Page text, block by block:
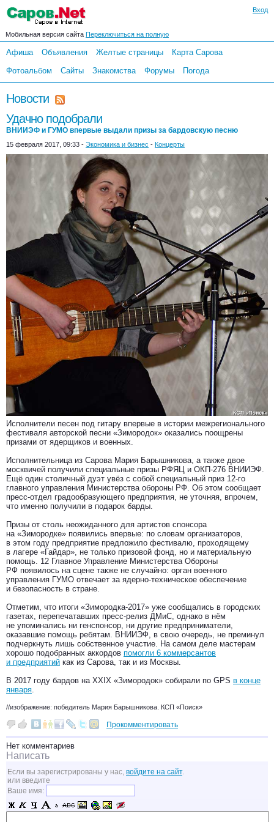
Вход
Мобильная версия сайта Переключиться на полную
Афиша Объявления Желтые страницы
Карта Сарова
Фотоальбом
Сайты Знакомства Форумы Погода
Новости
Удачно подобрали
ВНИИЭФ и ГУМО впервые выдали призы за бардовскую песню
15 февраля 2017, 09:33 - Экономика и бизнес - Концерты
Исполнители песен под гитару впервые в истории межрегионального
фестиваля авторской песни «Зимородок» оказались поощрены
призами от ядерщиков и военных.
Исполнительница из Сарова Мария Барышникова, а также двое
москвичей получили специальные призы РФЯЦ и ОКП-276 ВНИИЭФ.
Ещё один столичный дуэт увёз с собой специальный приз 12-го
главного управления Министерства обороны РФ. Об этом сообщает
пресс-отдел градообразующего предприятия, не уточняя, впрочем,
что именно получили в подарок барды.
Призы от столь неожиданного для артистов спонсора
на «Зимородке» появились впервые: по словам организаторов,
в этом году предприятие предложило фестивалю, проходящему
в лагере «Гайдар», не только призовой фонд, но и материальную
помощь. 12 Главное Управление Министерства Обороны
РФ появилось на сцене также не случайно: орган военного
управления ГУМО отвечает за ядерно-техническое обеспечение
и безопасность в стране.
Отметим, что итоги «Зимородка-2017» уже сообщались в городских
газетах, перепечатавших пресс-релиз ДМиС, однако в нём
не упоминались ни генспонсор, ни другие предприниматели,
оказавшие помощь ребятам. ВНИИЭФ, в свою очередь, не преминул
подчеркнуть лишь собственное участие. На самом деле мастерам
хорошо подобранных аккордов помогли 6 коммерсантов
и предприятий как из Сарова, так и из Москвы.
В 2017 году бардов на XXIХ «Зимородок» собирали по GPS в конце
января.
//изображение: победитель Мария Барышникова. КСП «Поиск»
Прокомментировать
Нет комментариев
Написать
Если вы зарегистрированы у нас, войдите на сайт.
или введите
Ваше имя: